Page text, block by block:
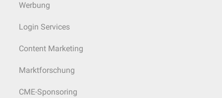
Werbung
Login Services
Content Marketing
Marktforschung
CME-Sponsoring